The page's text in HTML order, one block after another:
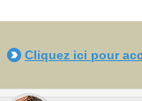
Cliquez ici pour